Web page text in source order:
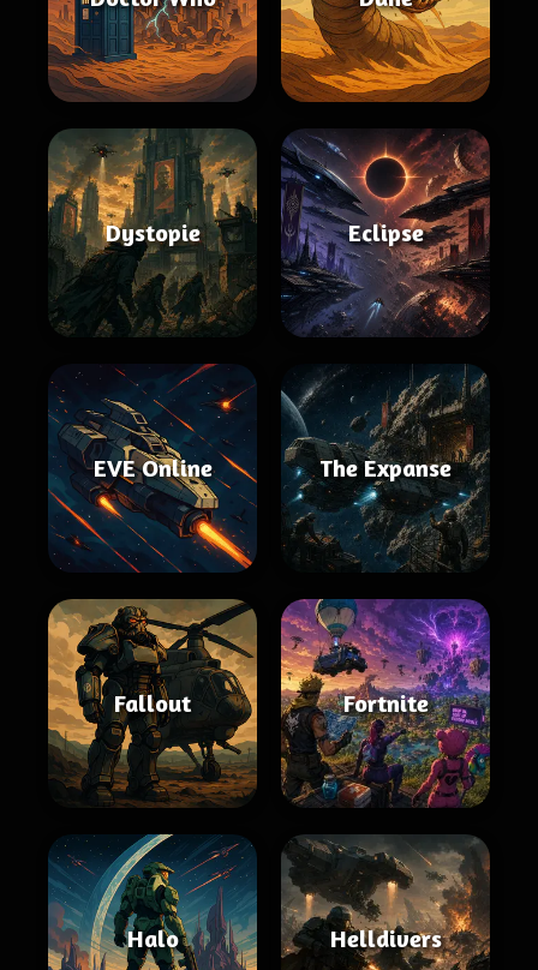
Dystopie Eclipse
EVE Online The Expanse
Fallout Fortnite
Halo Helldivers